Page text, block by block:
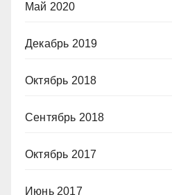
Май 2020
Декабрь 2019
Октябрь 2018
Сентябрь 2018
Октябрь 2017
Июнь 2017